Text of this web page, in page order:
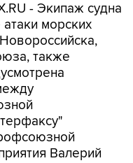
- Экипаж судна
морских
также
Валерий